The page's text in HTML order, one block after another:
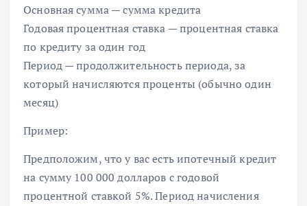
Основная сумма — сумма кредита
Годовая процентная ставка — процентная ставка
по кредиту за один год
Период — продолжительность периода, за
который начисляются проценты (обычно один
месяц)
Пример:
Предположим, что у вас есть ипотечный кредит
на сумму 100 000 долларов с годовой
процентной ставкой 5%. Период начисления